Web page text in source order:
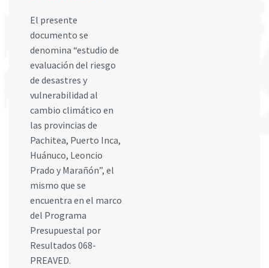
El presente
documento se
denomina “estudio de
evaluación del riesgo
de desastres y
vulnerabilidad al
cambio climático en
las provincias de
Pachitea, Puerto Inca,
Huánuco, Leoncio
Prado y Marañón”, el
mismo que se
encuentra en el marco
del Programa
Presupuestal por
Resultados 068-
PREAVED.